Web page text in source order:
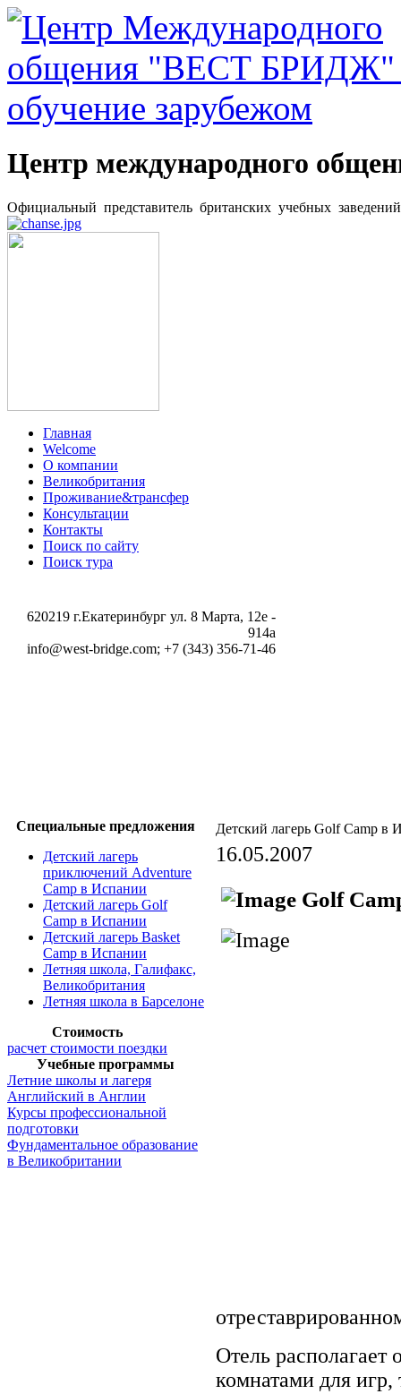
Центр международного
Официальный представитель британских учебных
Главная
Welcome
О компании
Великобритания
Проживание&трансфер
Консультации
Контакты
Поиск по сайту
Поиск тура
620219 г.Екатеринбург ул. 8 Марта, 12e -
914a
info@west-bridge.com; +7 (343) 356-71-46
Специальные предложения
Детский лагерь
приключений Adventure
Camp в Испании
Детский лагерь Golf
Camp в Испании
Детский лагерь Basket
Camp в Испании
Летняя школа, Галифакс,
Великобритания
Летняя школа в Барселоне
Стоимость
расчет стоимости поездки
Учебные программы
Летние школы и лагеря
Английский в Англии
Курсы профессиональной
подготовки
Фундаментальное образование
в Великобритании
Детский лагерь Golf Camp в
16.05.2007
Golf
Отель
комнатами для